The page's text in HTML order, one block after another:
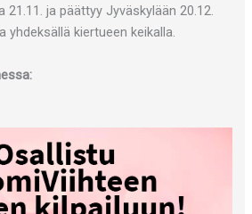
21.11. ja päättyy Jyväskylään 20.12.
yhdeksällä kiertueen keikalla.